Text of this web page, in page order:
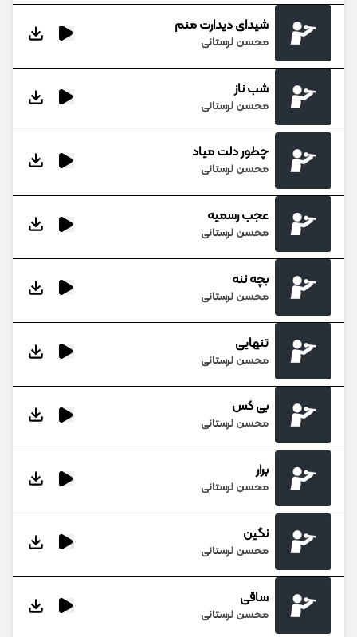
شیدای دیدارت منم
محسن لرستانی
شب ناز
محسن لرستانی
چطور دلت میاد
محسن لرستانی
عجب رسمیه
محسن لرستانی
بچه ننه
محسن لرستانی
تنهایی
محسن لرستانی
بی کس
محسن لرستانی
برار
محسن لرستانی
نگین
محسن لرستانی
ساقی
محسن لرستانی